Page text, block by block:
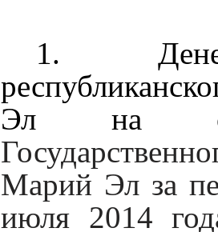
1.
Эл на
Марий Эл за
июля 2014